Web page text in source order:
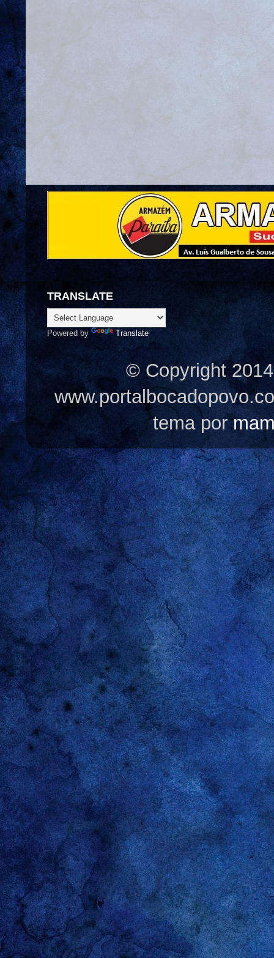
TRANSLATE
Powered by Translate
© Copyright
tema por